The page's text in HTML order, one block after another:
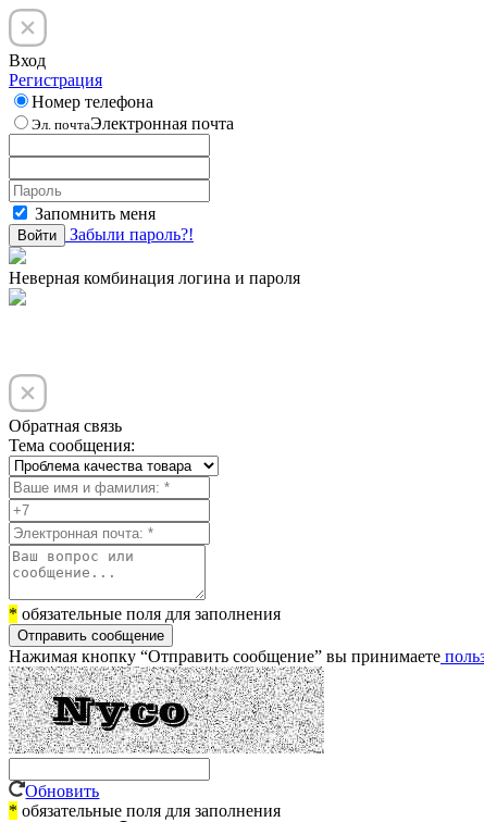
Вход
Регистрация
Номер телефона
Эл. почтаЭлектронная почта
Запомнить меня
Войти Забыли пароль?!
Неверная комбинация логина и пароля
Обратная связь
Тема сообщения:
* обязательные поля для заполнения
Отправить сообщение
Нажимая кнопку “Отправить сообщение” вы принимаете
Обновить
* обязательные поля для заполнения